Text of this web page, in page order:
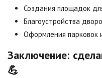
Цена по запросу
Шафран
Создания площадок
Благоустройства
Оформления парковок
Заключение:
💪